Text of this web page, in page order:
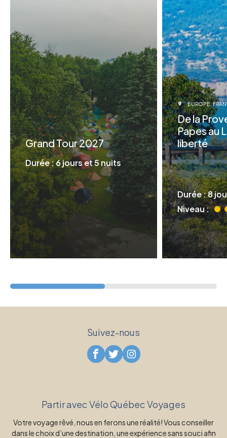
Grand Tour 2027
Durée : 6 jours et 5 nuits
EUROPE
De la
Papes au
liberté
En liberté
Durée : 8
Niveau :
Partir avec Vélo Québec Voyages
Votre voyage rêvé, nous en ferons une réalité! Vous conseiller
dans le choix d’une destination, une expérience sans souci afin
Suivez-nous